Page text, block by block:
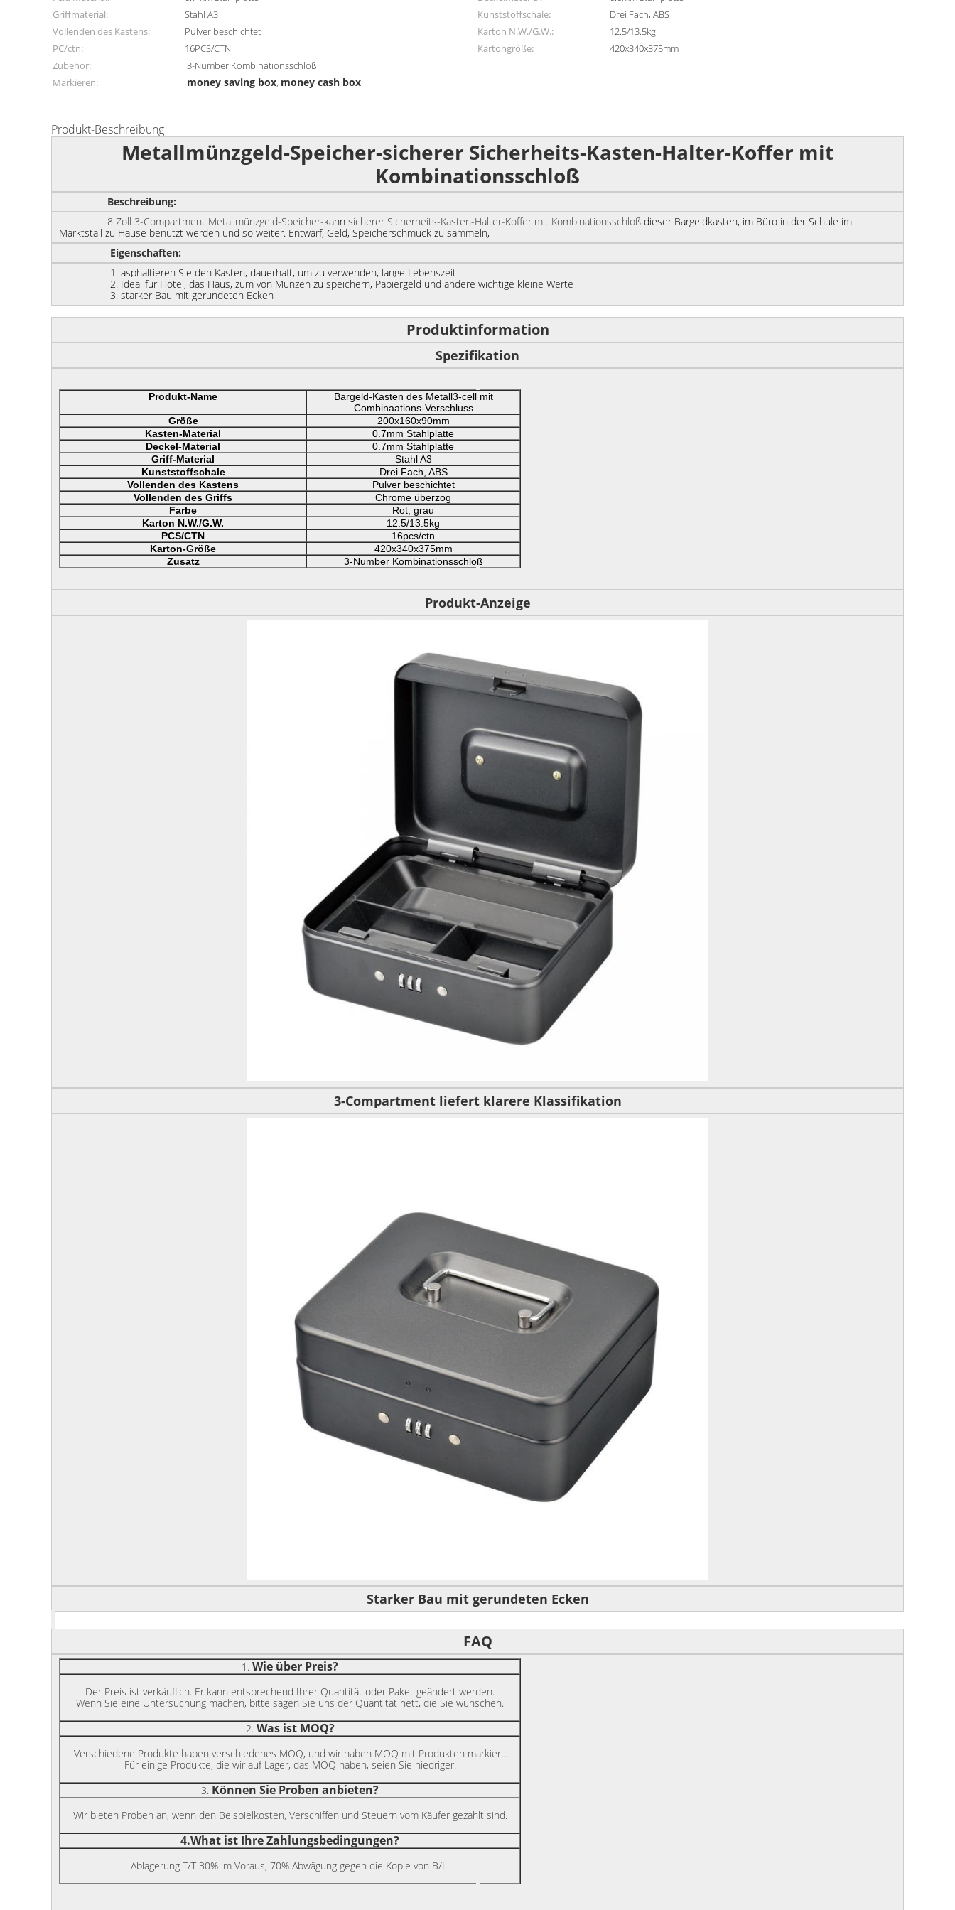
Griffmaterial:
Stahl A3 Kunststoffschale:
Drei Fach, ABS
Vollenden des Kastens:
Pulver beschichtet Karton N.W./G.W.:
12.5/13.5kg
PC/ctn:
16PCS/CTN Kartongröße:
420x340x375mm
Zubehör:
3-Number Kombinationsschloß
Markieren:
money saving box, money cash box
Produkt-Beschreibung
Metallmünzgeld-Speicher-sicherer Sicherheits-Kasten-Halter-Koffer mit
Kombinationsschloß
Beschreibung:
8 Zoll 3-Compartment Metallmünzgeld-Speicher-kann sicherer Sicherheits-Kasten-Halter-Koffer mit Kombinationsschloß dieser Bargeldkasten, im Büro in der Schule im
Marktstall zu Hause benutzt werden und so weiter. Entwarf, Geld, Speicherschmuck zu sammeln,
Eigenschaften:
1. asphaltieren Sie den Kasten, dauerhaft, um zu verwenden, lange Lebenszeit
2. Ideal für Hotel, das Haus, zum von Münzen zu speichern, Papiergeld und andere wichtige kleine Werte
3. starker Bau mit gerundeten Ecken
Produktinformation
Spezifikation
Produkt-Name
Bargeld-Kasten des Metall3-cell mit
Combinaations-Verschluss
Größe
200x160x90mm
Kasten-Material
0.7mm Stahlplatte
Deckel-Material
0.7mm Stahlplatte
Griff-Material
Stahl A3
Kunststoffschale
Drei Fach, ABS
Vollenden des Kastens
Pulver beschichtet
Vollenden des Griffs
Chrome überzog
Farbe
Rot, grau
Karton N.W./G.W.
12.5/13.5kg
PCS/CTN
16pcs/ctn
Karton-Größe
420x340x375mm
Zusatz
3-Number Kombinationsschloß
Produkt-Anzeige
3-Compartment liefert klarere Klassifikation
Starker Bau mit gerundeten Ecken
FAQ
1. Wie über Preis?
Der Preis ist verkäuflich. Er kann entsprechend Ihrer Quantität oder Paket geändert werden.
Wenn Sie eine Untersuchung machen, bitte sagen Sie uns der Quantität nett, die Sie wünschen.
2. Was ist MOQ?
Verschiedene Produkte haben verschiedenes MOQ, und wir haben MOQ mit Produkten markiert.
Für einige Produkte, die wir auf Lager, das MOQ haben, seien Sie niedriger.
3. Können Sie Proben anbieten?
Wir bieten Proben an, wenn den Beispielkosten, Verschiffen und Steuern vom Käufer gezahlt sind.
4.What ist Ihre Zahlungsbedingungen?
Ablagerung T/T 30% im Voraus, 70% Abwägung gegen die Kopie von B/L.